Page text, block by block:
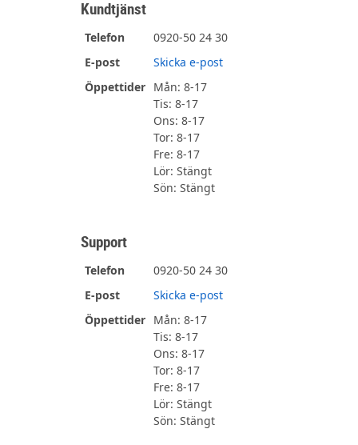
Kundtjänst
Telefon
0920-50 24 30
E-post
Skicka e-post
Öppettider Mån: 8-17
Tis: 8-17
Ons: 8-17
Tor: 8-17
Fre: 8-17
Lör: Stängt
Sön: Stängt
Support
Telefon
0920-50 24 30
E-post
Skicka e-post
Öppettider Mån: 8-17
Tis: 8-17
Ons: 8-17
Tor: 8-17
Fre: 8-17
Lör: Stängt
Sön: Stängt